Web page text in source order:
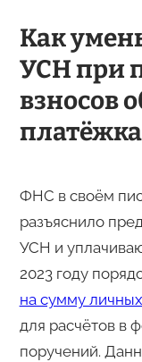
Как
УСН при
взносов
ФНС в своём
разъяснило
УСН и
2023 году
на сумму
для расчётов в
поручений.